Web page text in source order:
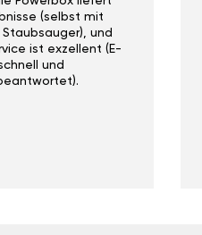
(selbst mit
und
ist exzellent (E-
und